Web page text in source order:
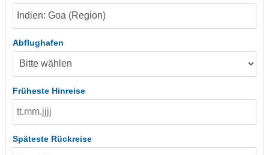
Abflughafen
Früheste Hinreise
Späteste Rückreise